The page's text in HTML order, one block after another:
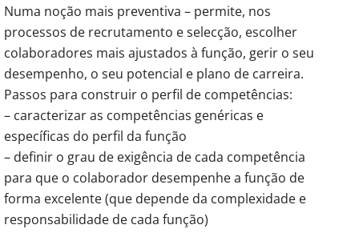
Numa noção mais preventiva – permite, nos
processos de recrutamento e selecção, escolher
colaboradores mais ajustados à função, gerir o seu
desempenho, o seu potencial e plano de carreira.
Passos para construir o perfil de competências:
– caracterizar as competências genéricas e
específicas do perfil da função
– definir o grau de exigência de cada competência
para que o colaborador desempenhe a função de
forma excelente (que depende da complexidade e
responsabilidade de cada função)